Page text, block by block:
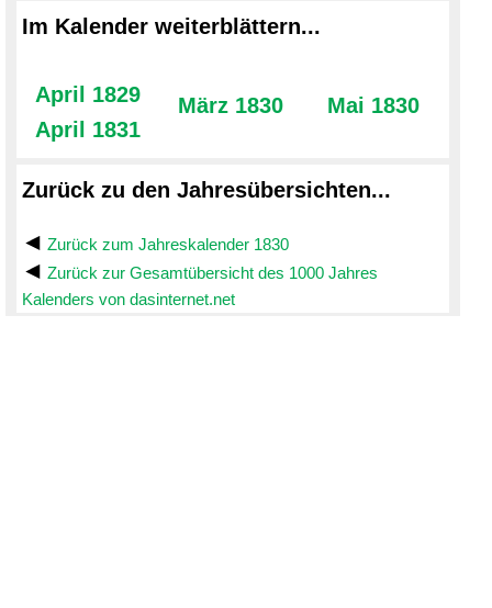
Im Kalender weiterblättern...
April 1829
April 1831
März 1830 Mai 1830
Zurück zu den Jahresübersichten...
Zurück zum Jahreskalender 1830
Zurück zur Gesamtübersicht des 1000 Jahres
Kalenders von dasinternet.net